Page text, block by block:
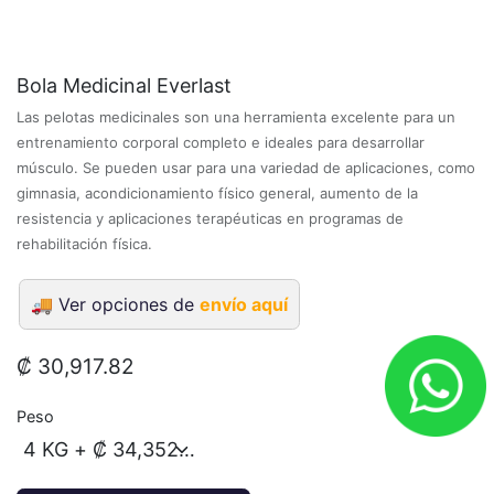
Bola Medicinal Everlast
Las pelotas medicinales son una herramienta excelente para un
entrenamiento corporal completo e ideales para desarrollar
músculo. Se pueden usar para una variedad de aplicaciones, como
gimnasia, acondicionamiento físico general, aumento de la
resistencia y aplicaciones terapéuticas en programas de
rehabilitación física.
🚚 Ver opciones de envío aquí
₡ 30,917.82
Peso